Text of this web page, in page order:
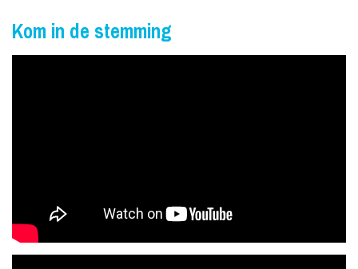
unieke sound in Nederland en ver daar buiten. Samen zijn zij erin
geslaagd een programma op te zetten waarmee zij bij elke
Boekingen Alm Power
Trompetklanken doordrenkt met de onmiskenbare sound van de
steirische harmonica en gezang laten feesttenten in binnen en
Kom in de stemming